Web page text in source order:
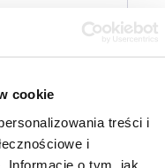
cookie
treści i
i
Informacje o tym, jak